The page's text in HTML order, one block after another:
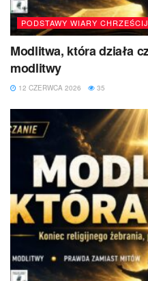
PODSTAWY WIARY
Modlitwa, która działa
modlitwy
12 CZERWCA 2026 35